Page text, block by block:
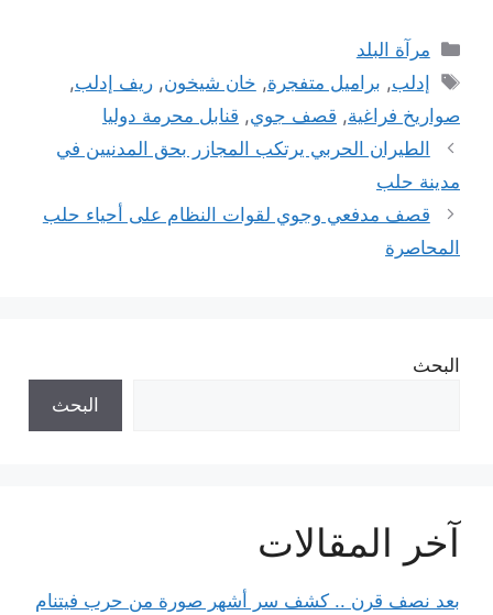
التصنيفات
مرآة البلد
الوسوم
إدلب, براميل متفجرة, خان شيخون,ريف إدلب,
صواريخ فراغية, قصف جوي, قنابل محرمة دوليا
الطيران الحربي يرتكب المجازر بحق المدنيين في
مدينة حلب
قصف مدفعي وجوي لقوات النظام على أحياء حلب
المحاصرة
البحث
البحث
آخر المقالات
بعد نصف قرن .. كشف سر أشهر صورة من حرب فيتنام